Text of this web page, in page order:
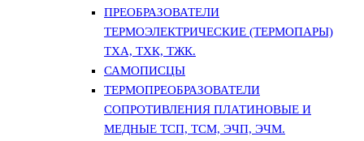
ПРЕОБРАЗОВАТЕЛИ
ТЕРМОЭЛЕКТРИЧЕСКИЕ (ТЕРМОПАРЫ)
ТХА, ТХК, ТЖК.
САМОПИСЦЫ
ТЕРМОПРЕОБРАЗОВАТЕЛИ
СОПРОТИВЛЕНИЯ ПЛАТИНОВЫЕ И
МЕДНЫЕ ТСП, ТСМ, ЭЧП, ЭЧМ.